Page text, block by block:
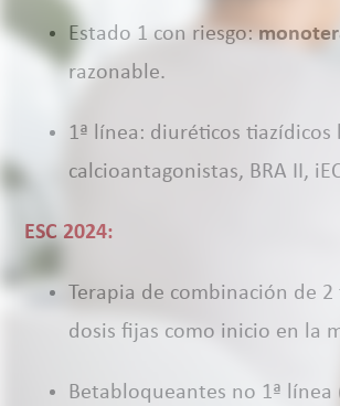
Estado 1 con riesgo:
razonable.
1ª línea: diuréticos tiazídicos
calcioantagonistas, BRA II,
ESC 2024:
Terapia de combinación de 2
dosis fijas como inicio en la
Betabloqueantes no 1ª línea